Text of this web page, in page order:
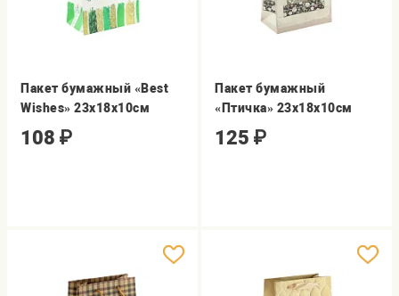
Пакет бумажный «Best
Wishes» 23х18х10см
108 ₽
Пакет бумажный
«Птичка» 23х18х10см
125 ₽